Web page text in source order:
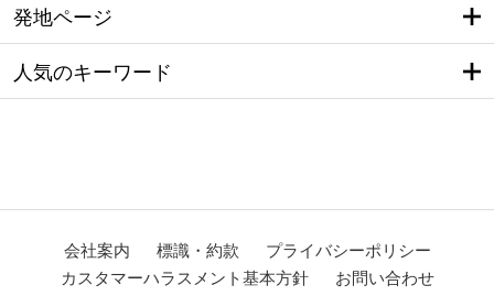
発地ページ
人気のキーワード
会社案内 標識・約款
プライバシーポリシー
カスタマーハラスメント基本方針
お問い合わせ